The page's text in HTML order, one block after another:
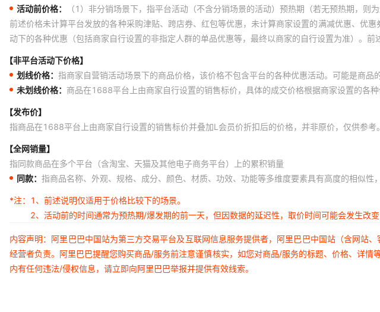
活动前价格：
（1）非分销场景下，指平台活动（不含分销场景的活动）预热期（若无预热期，
前述价格未计算平台发放的各种采购津贴、跨店券、红包等优惠，未计算商家设置的满减优惠、优
动下的各种优惠（包括商家自行设置的非指定人群的单品优惠等，最终以商家的自行设置为准）。
【非平台活动下价格】
划线价格： 指商家自营销活动场景下的商品价格，该价格不包含平台的各种优惠活动。可能是商品
未划线价格： 商品在1688平台上由商家自行设置的销售标价，具体的成交价格根据商家设置的各
【发布价】
指商品在1688平台上由商家自行设置的销售标价并叠加L会员价折扣后的价格，并非原价，仅供参考。
【全网销量】
指同款商品在多个平台（含淘宝、天猫及其他电子商务平台）上的累积销量
同款： 指商品名称、外观、规格、成分、颜色、材质、功效、功能等多维度要素具有高度的相似性
*注：
1、前述说明仅适用于价格比较下的场景。
2、活动前的时间通常为预热期/爆发期的前一天，但因数据的延迟性，取价时间可能会发生改
内容声明：阿里巴巴中国站为第三方交易平台及互联网信息服务提供者，阿里巴巴中国站（含网站
经营者负责。阿里巴巴提醒您购买商品/服务前注意谨慎核实，如您对商品/服务的标题、价格、详
内有任何违法/侵权信息，请立即向阿里巴巴举报并提供有效线索。